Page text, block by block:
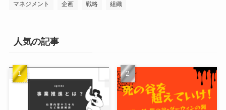
マネジメント 企画 戦略 組織
人気の記事